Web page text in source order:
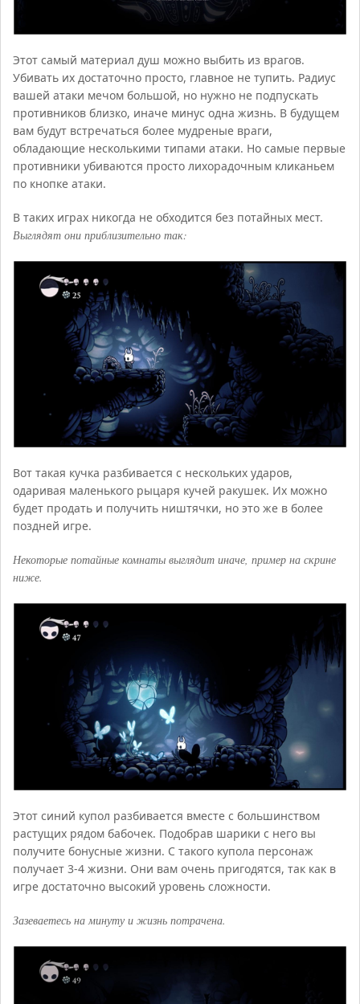
Этот самый материал душ можно выбить из врагов.
Убивать их достаточно просто, главное не тупить. Радиус
вашей атаки мечом большой, но нужно не подпускать
противников близко, иначе минус одна жизнь. В будущем
вам будут встречаться более мудреные враги,
обладающие несколькими типами атаки. Но самые первые
противники убиваются просто лихорадочным кликаньем
по кнопке атаки.
В таких играх никогда не обходится без потайных мест.
Выглядят они приблизительно так:
Вот такая кучка разбивается с нескольких ударов,
одаривая маленького рыцаря кучей ракушек. Их можно
будет продать и получить ништячки, но это же в более
поздней игре.
Некоторые потайные комнаты выглядит иначе, пример на скрине
ниже.
Этот синий купол разбивается вместе с большинством
растущих рядом бабочек. Подобрав шарики с него вы
получите бонусные жизни. С такого купола персонаж
получает 3-4 жизни. Они вам очень пригодятся, так как в
игре достаточно высокий уровень сложности.
Зазеваетесь на минуту и жизнь потрачена.